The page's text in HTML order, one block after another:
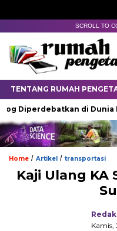
SCROLL TO
TENTANG RUMAH
di Dunia
Home / Artikel / transportasi
Kaji Ulang KA
Kamis,